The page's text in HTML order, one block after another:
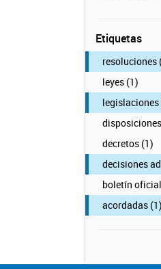
Etiquetas
resoluciones
leyes (1)
legislaciones
decretos (1)
decisiones
boletín
acordadas (1)